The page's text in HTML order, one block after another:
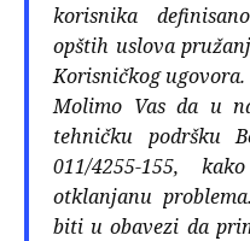
korisnika
opštih uslova
Korisničkog ugovora.
Molimo Vas da u
tehničku podršku
011/4255-155,
otklanjanu
biti u obavezi da